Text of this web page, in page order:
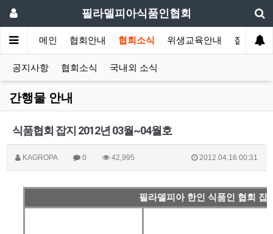
필라델피아식품인협회
메인 협회안내 협회소식 위생교육안내 질의답변
공지사항 협회소식 국내외 소식
간행물 안내
식품협회 잡지 2012년 03월~04월호
KAGROPA 0 42,995 2012.04.16 00:31
필라델피아 한인 식품인 협회 잡